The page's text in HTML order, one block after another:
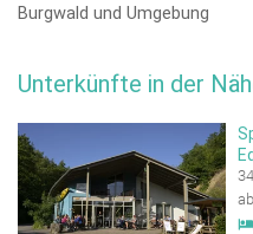
Burgwald und Umgebung
Unterkünfte in der